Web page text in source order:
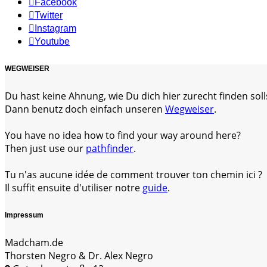
Facebook
Twitter
Instagram
Youtube
WEGWEISER
Du hast keine Ahnung, wie Du dich hier zurecht finden
Dann benutz doch einfach unseren Wegweiser.
You have no idea how to find your way around here?
Then just use our pathfinder.
Tu n'as aucune idée de comment trouver ton chemin ici ?
Il suffit ensuite d'utiliser notre guide.
Impressum
Madcham.de
Thorsten Negro & Dr. Alex Negro